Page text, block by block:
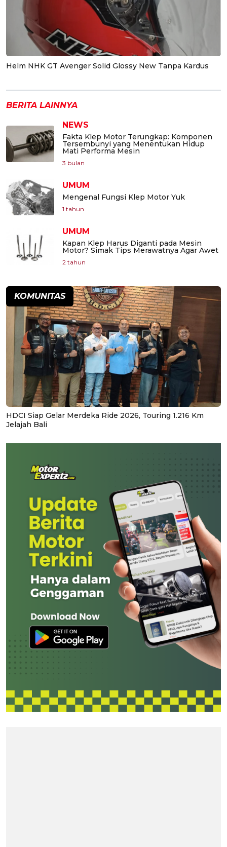
Helm NHK GT Avenger Solid Glossy New Tanpa Kardus
BERITA LAINNYA
NEWS
Fakta Klep Motor Terungkap: Komponen
Tersembunyi yang Menentukan Hidup
Mati Performa Mesin
3 bulan
UMUM
Mengenal Fungsi Klep Motor Yuk
1 tahun
UMUM
Kapan Klep Harus Diganti pada Mesin
Motor? Simak Tips Merawatnya Agar Awet
2 tahun
KOMUNITAS
HDCI Siap Gelar Merdeka Ride 2026, Touring 1.216 Km
Jelajah Bali